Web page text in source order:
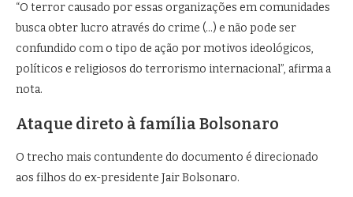
“O terror causado por essas organizações em comunidades
busca obter lucro através do crime (…) e não pode ser
confundido com o tipo de ação por motivos ideológicos,
políticos e religiosos do terrorismo internacional”, afirma a
nota.
Ataque direto à família Bolsonaro
O trecho mais contundente do documento é direcionado
aos filhos do ex-presidente Jair Bolsonaro.